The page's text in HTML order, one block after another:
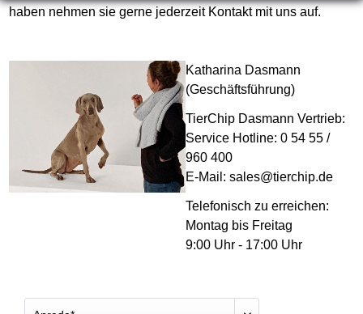
haben nehmen sie gerne jederzeit Kontakt mit uns auf.
Katharina Dasmann
(Geschäftsführung)
TierChip Dasmann Vertrieb:
Service Hotline: 0 54 55 /
960 400
E-Mail: sales@tierchip.de
Telefonisch zu erreichen:
Montag bis Freitag
9:00 Uhr - 17:00 Uhr